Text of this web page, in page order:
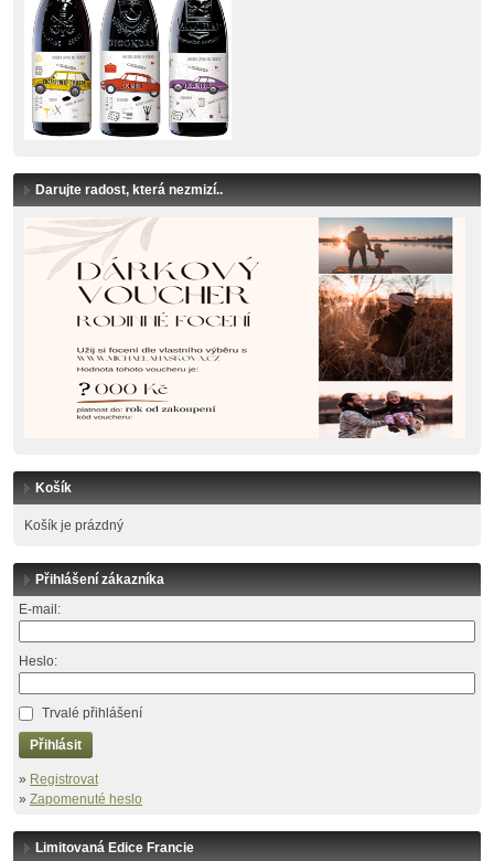
Darujte radost, která nezmizí..
Košík
Košík je prázdný
Přihlášení zákazníka
E-mail:
Heslo:
Trvalé přihlášení
Přihlásit
» Registrovat
» Zapomenuté heslo
Limitovaná Edice Francie